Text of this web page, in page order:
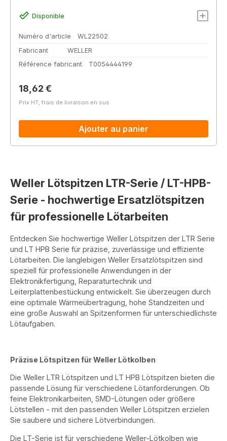
Disponible
Numéro d'article
WL22502
Fabricant
WELLER
Référence fabricant
T0054444199
Prix régulier :
18,62 €
Prix HT, frais de livraison en sus
Ajouter au panier
Weller Lötspitzen LTR-Serie / LT-HPB-
Serie - hochwertige Ersatzlötspitzen
für professionelle Lötarbeiten
Entdecken Sie hochwertige Weller Lötspitzen der LTR Serie
und LT HPB Serie für präzise, zuverlässige und effiziente
Lötarbeiten. Die langlebigen Weller Ersatzlötspitzen sind
speziell für professionelle Anwendungen in der
Elektronikfertigung, Reparaturtechnik und
Leiterplattenbestückung entwickelt. Sie überzeugen durch
eine optimale Wärmeübertragung, hohe Standzeiten und
eine große Auswahl an Spitzenformen für unterschiedlichste
Lötaufgaben.
Präzise Lötspitzen für Weller Lötkolben
Die Weller LTR Lötspitzen und LT HPB Lötspitzen bieten die
passende Lösung für verschiedene Lötanforderungen. Ob
feine Elektronikarbeiten, SMD-Lötungen oder größere
Lötstellen - mit den passenden Weller Lötspitzen erzielen
Sie saubere und sichere Lötverbindungen.
Die LT-Serie ist für verschiedene Weller-Lötkolben wie